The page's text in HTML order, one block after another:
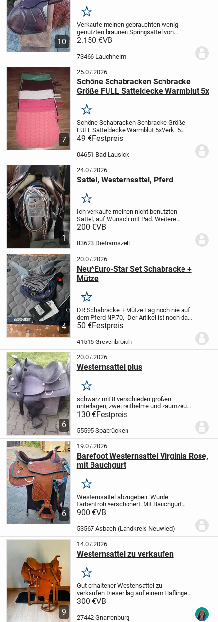
10
Merken
Verkaufe meinen gebrauchten wenig
genutzten braunen Springsattel von
Equiline. Er hat die normalen
Top Zustand. Hinten hat er eine kleine
2.150 €VB
73466 Lauchheim
7
25.07.2026
Schöne Schabracken Schbracke
Größe FULL Satteldecke Warmblut 5x
Merken
Schöne Schabracken Schbracke Größe
FULL Satteldecke Warmblut 5xVerk. 5
schöne Schabracken, in verschiedenen
Farben, alles Größe Full, verschiedene
Stepung, mit Zierbiese, alle noch
49 €Festpreis
04651 Bad Lausick
1
24.07.2026
Sattel, Westernsattel, Pferd
Merken
Ich verkaufe meinen nicht benutzten
Sattel, auf Wunsch mit Pad. Weitere
Bilder sind auf Anfrage möglich. Geeignet
200 €VB
83623 Dietramszell
4
20.07.2026
Neu*Euro-Star Set Schabracke +
Mütze
Merken
DR Schabracke + MützeLag noch nie auf
dem PferdNP.70,- Der Artikel ist noch da
solange er eingestellt ist,
andere Artikel an
Ware wird unter...
50 €Festpreis
41516 Grevenbroich
6
20.07.2026
Westernsattel plus
Merken
schwarz mit 8 verschieden großen
unterlagen, zwei reithelme und zaumzeug
abzuholen kreis kh
130 €Festpreis
55595 Spabrücken
6
19.07.2026
Barefoot Westernsattel Virginia Rose,
mit Bauchgurt
Merken
Westernsattel abzugeben. Wurde
farbenfroh verschönert. Mit Bauchgurt
von Barefoot.
ich die Kosten erfragen. Privat erkauf
ohne Garantie,...
900 €VB
53567 Asbach (Landkreis Neuwied)
9
14.07.2026
Westernsattel zu verkaufen
Merken
Gut erhaltener Westensattel zu
verkaufen Dieser lag auf einem Haflinger
mit kurzem Rücken, Maße sind bei den
dabei,Kinderfender 20€,
300 €VB
27442 Gnarrenburg